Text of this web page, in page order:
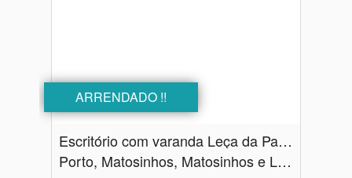
ARRENDADO !!
Escritório com varanda Leça da Palmeira
Porto, Matosinhos, Matosinhos e Leça da Palmeira